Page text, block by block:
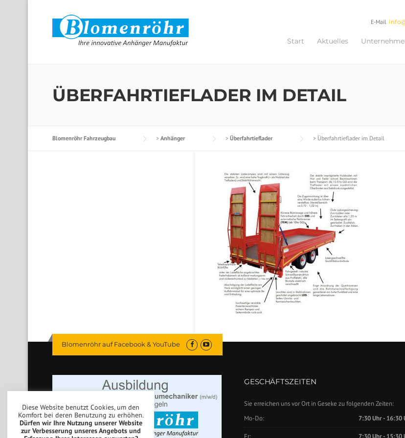
E-Mail
Start Aktuelles
ÜBERFAHRTIEFLADER IM DETAIL
Blomenröhr Fahrzeugbau > Anhänger > Überfahrtieflader > Überfahrtieflader im Detail
Blomenröhr auf Facebook & YouTube
GESCHÄFTSZEITEN
Sie erreichen uns vor Ort in Geseke zu folgenden Zeiten:
Mo-Do:
7:30 Uhr - 16:30
Diese Website benutzt Cookies, um den
Komfort bei deren Benutzung zu erhöhen.
Dürfen wir Ihre Nutzung unserer Website
zur Verbesserung unseres Angebots und